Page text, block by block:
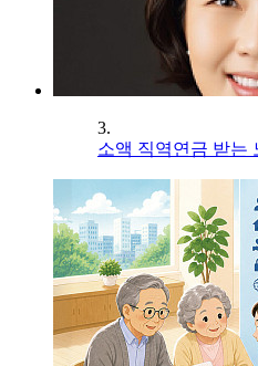
3.
소액 직역연금 받는